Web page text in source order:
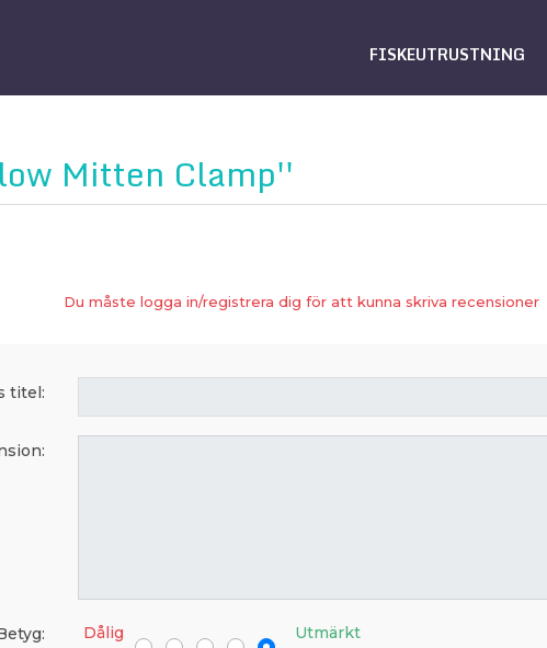
FISKEUTRUSTNING
Mitten Clamp
Du måste logga in/registrera dig för att kunna skriva recensioner
titel:
Dålig Utmärkt